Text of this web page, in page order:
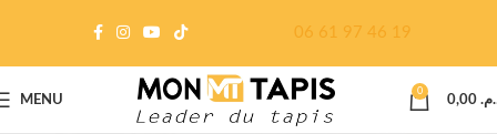
06 61 97 46 19
MENU
0